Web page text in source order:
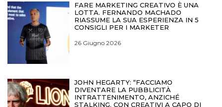
FARE MARKETING CREATIVO È UNA
LOTTA. FERNANDO MACHADO
RIASSUME LA SUA ESPERIENZA IN 5
CONSIGLI PER I MARKETER
26 Giugno 2026
JOHN HEGARTY: “FACCIAMO
DIVENTARE LA PUBBLICITÀ
INTRATTENIMENTO, ANZICHÉ
STALKING. CON CREATIVI A CAPO DI